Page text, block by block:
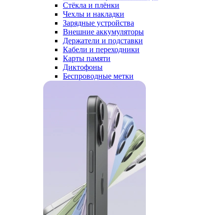
Стёкла и плёнки
Чехлы и накладки
Зарядные устройства
Внешние аккумуляторы
Держатели и подставки
Кабели и переходники
Карты памяти
Диктофоны
Беспроводные метки